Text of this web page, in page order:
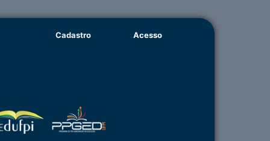
Cadastro Acesso